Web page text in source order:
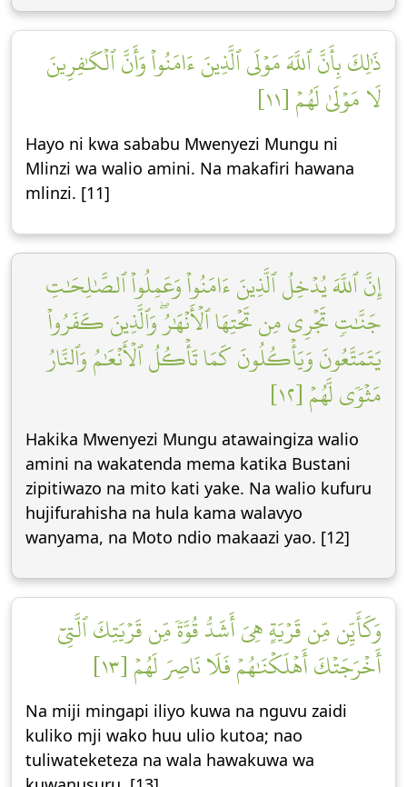
ذَٰلِكَ بِأَنَّ ٱللَّهَ مَوۡلَى ٱلَّذِينَ ءَامَنُواْ وَأَنَّ ٱلۡكَٰفِرِينَ
لَا مَوۡلَىٰ لَهُمۡ [١١]
Hayo ni kwa sababu Mwenyezi Mungu ni
Mlinzi wa walio amini. Na makafiri hawana
mlinzi. [11]
إِنَّ ٱللَّهَ يُدۡخِلُ ٱلَّذِينَ ءَامَنُواْ وَعَمِلُواْ ٱلصَّٰلِحَٰتِ
جَنَّٰتٖ تَجۡرِي مِن تَحۡتِهَا ٱلۡأَنۡهَٰرُۖ وَٱلَّذِينَ كَفَرُواْ
يَتَمَتَّعُونَ وَيَأۡكُلُونَ كَمَا تَأۡكُلُ ٱلۡأَنۡعَٰمُ وَٱلنَّارُ
مَثۡوٗى لَّهُمۡ [١٢]
Hakika Mwenyezi Mungu atawaingiza walio
amini na wakatenda mema katika Bustani
zipitiwazo na mito kati yake. Na walio kufuru
hujifurahisha na hula kama walavyo
wanyama, na Moto ndio makaazi yao. [12]
وَكَأَيِّن مِّن قَرۡيَةٍ هِيَ أَشَدُّ قُوَّةٗ مِّن قَرۡيَتِكَ ٱلَّتِيٓ
أَخۡرَجَتۡكَ أَهۡلَكۡنَٰهُمۡ فَلَا نَاصِرَ لَهُمۡ [١٣]
Na miji mingapi iliyo kuwa na nguvu zaidi
kuliko mji wako huu ulio kutoa; nao
tuliwateketeza na wala hawakuwa wa